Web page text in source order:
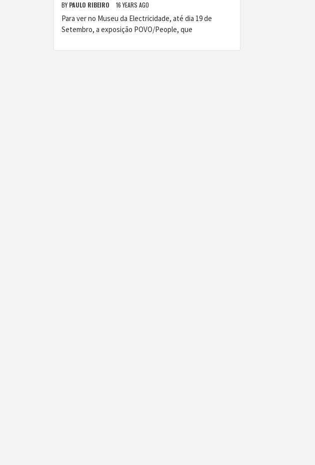
BY PAULO RIBEIRO 16 YEARS AGO
Para ver no Museu da Electricidade, até dia 19 de
Setembro, a exposição POVO/People, que